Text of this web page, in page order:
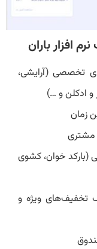
افزار باران
تخصصی (آرایشی،
ادکلن و …)
زمان
مشتری
(بارکد خوان، کشوی
تخفیف‌های ویژه و